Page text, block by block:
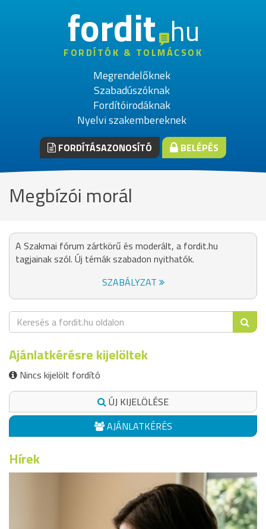
fordithu
FORDÍTÓK & TOLMÁCSOK
Megrendelőknek
Szabadúszóknak
Fordítóirodáknak
Nyelvi szakembereknek
FORDÍTÁSAZONOSÍTÓ BELÉPÉS
Megbízói morál
A Szakmai fórum zártkörű és moderált, a fordit.hu
tagjainak szól. Új témák szabadon nyithatók.
SZABÁLYZAT
Ajánlatkérésre kijelöltek
Nincs kijelölt fordító
ÚJ KIJELÖLÉSE
AJÁNLATKÉRÉS
Hírek